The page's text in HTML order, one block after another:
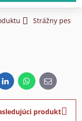
Strážny pes
LinkedInWhatsApp
E-
mail
produkt